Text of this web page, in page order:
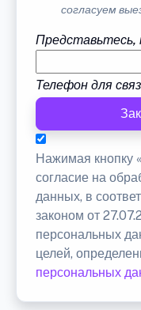
согласуем
Представьтесь,
Телефон для
Нажимая кнопку
согласие на
данных, в
законом от
персональных
целей,
персональных